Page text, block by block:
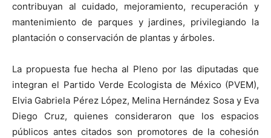
contribuyan al cuidado, mejoramiento, recuperación y
mantenimiento de parques y jardines, privilegiando la
plantación o conservación de plantas y árboles.
La propuesta fue hecha al Pleno por las diputadas que
integran el Partido Verde Ecologista de México (PVEM),
Elvia Gabriela Pérez López, Melina Hernández Sosa y Eva
Diego Cruz, quienes consideraron que los espacios
públicos antes citados son promotores de la cohesión